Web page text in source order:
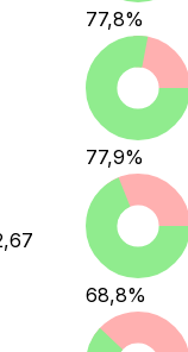
77,8%
77,9%
68,8%